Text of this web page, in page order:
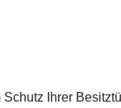
Ihrer